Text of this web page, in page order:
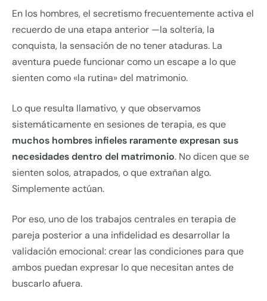
En los hombres, el secretismo frecuentemente activa el
recuerdo de una etapa anterior —la soltería, la
conquista, la sensación de no tener ataduras. La
aventura puede funcionar como un escape a lo que
sienten como «la rutina» del matrimonio.
Lo que resulta llamativo, y que observamos
sistemáticamente en sesiones de terapia, es que
muchos hombres infieles raramente expresan sus
necesidades dentro del matrimonio. No dicen que se
sienten solos, atrapados, o que extrañan algo.
Simplemente actúan.
Por eso, uno de los trabajos centrales en terapia de
pareja posterior a una infidelidad es desarrollar la
validación emocional: crear las condiciones para que
ambos puedan expresar lo que necesitan antes de
buscarlo afuera.